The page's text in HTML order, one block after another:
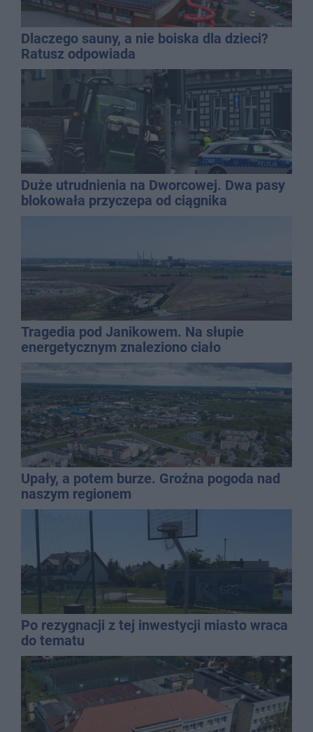
Dlaczego sauny, a nie boiska dla dzieci?
Ratusz odpowiada
Duże utrudnienia na Dworcowej. Dwa pasy
blokowała przyczepa od ciągnika
Tragedia pod Janikowem. Na słupie
energetycznym znaleziono ciało
mężczyzny
Upały, a potem burze. Groźna pogoda nad
naszym regionem
Po rezygnacji z tej inwestycji miasto wraca
do tematu